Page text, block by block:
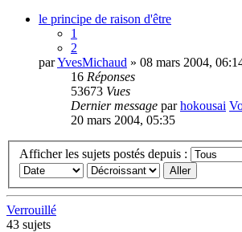
le principe de raison d'être
1
2
parYvesMichaud » 08 mars 2004,
16 Réponses
53673 Vues
Dernier message parhokousai
20 mars 2004, 05:35
Afficher les sujets postés depuis :
Verrouillé
43 sujets